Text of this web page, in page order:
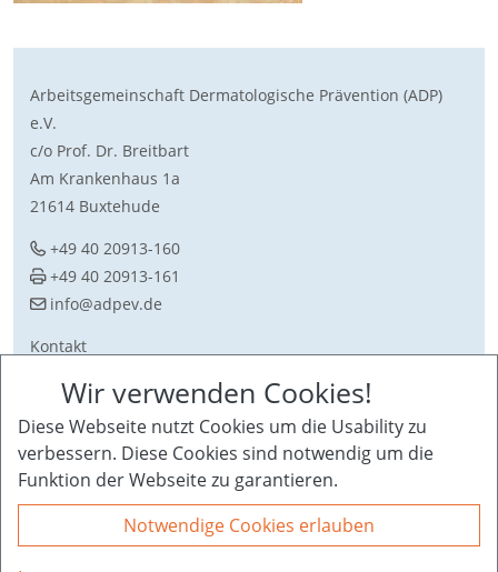
Arbeitsgemeinschaft Dermatologische Prävention (ADP)
e.V.
c/o Prof. Dr. Breitbart
Am Krankenhaus 1a
21614 Buxtehude
+49 40 20913-160
+49 40 20913-161
ed.vepda@ofni
Kontakt
Sitemap
Impressum + Datenschutz
Wir verwenden Cookies!
Diese Webseite nutzt Cookies um die Usability zu
verbessern. Diese Cookies sind notwendig um die
Funktion der Webseite zu garantieren.
Notwendige Cookies erlauben